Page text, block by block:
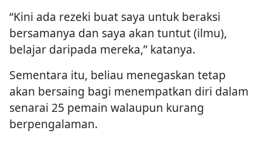
“Kini ada rezeki buat saya untuk beraksi
bersamanya dan saya akan tuntut (ilmu),
belajar daripada mereka,” katanya.
Sementara itu, beliau menegaskan tetap
akan bersaing bagi menempatkan diri dalam
senarai 25 pemain walaupun kurang
berpengalaman.